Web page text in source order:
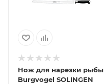
Нож для нарезки рыбы
Burgvogel SOLINGEN